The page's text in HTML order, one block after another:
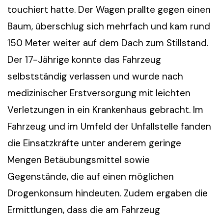
touchiert hatte. Der Wagen prallte gegen einen
Baum, überschlug sich mehrfach und kam rund
150 Meter weiter auf dem Dach zum Stillstand.
Der 17-Jährige konnte das Fahrzeug
selbstständig verlassen und wurde nach
medizinischer Erstversorgung mit leichten
Verletzungen in ein Krankenhaus gebracht. Im
Fahrzeug und im Umfeld der Unfallstelle fanden
die Einsatzkräfte unter anderem geringe
Mengen Betäubungsmittel sowie
Gegenstände, die auf einen möglichen
Drogenkonsum hindeuten. Zudem ergaben die
Ermittlungen, dass die am Fahrzeug